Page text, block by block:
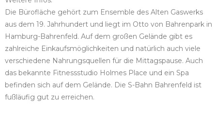
Die Bürofläche gehört zum Ensemble des Alten Gaswerks
aus dem 19. Jahrhundert und liegt im Otto von Bahrenpark in
Hamburg-Bahrenfeld. Auf dem großen Gelände gibt es
zahlreiche Einkaufsmöglichkeiten und natürlich auch viele
verschiedene Nahrungsquellen für die Mittagspause. Auch
das bekannte Fitnessstudio Holmes Place und ein Spa
befinden sich auf dem Gelände. Die S-Bahn Bahrenfeld ist
fußläufig gut zu erreichen.